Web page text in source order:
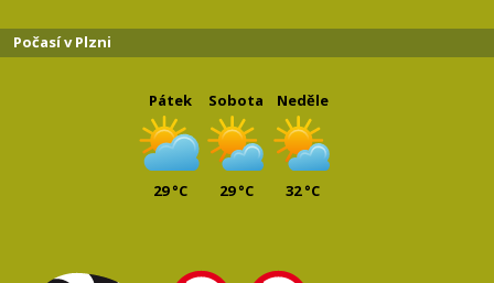
Počasí v Plzni
Pátek
29 °C
Sobota
29 °C
Neděle
32 °C